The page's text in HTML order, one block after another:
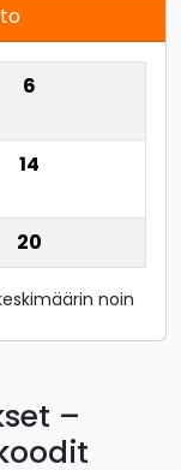
6
14
20
noin
–